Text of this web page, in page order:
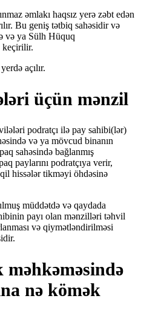
əmlakı haqsız yerə zəbt edən
Bu geniş tətbiq sahəsidir və
və ya Sülh Hüquq
keçirilir.
açılır.
üçün mənzil
podratçı ilə pay sahibi(lər)
və ya mövcud binanın
sahəsində bağlanmış
paylarını podratçıya verir,
hissələr tikməyi öhdəsinə
müddətdə və qaydada
payı olan mənzilləri təhvil
və qiymətləndirilməsi
məhkəməsində
nə kömək